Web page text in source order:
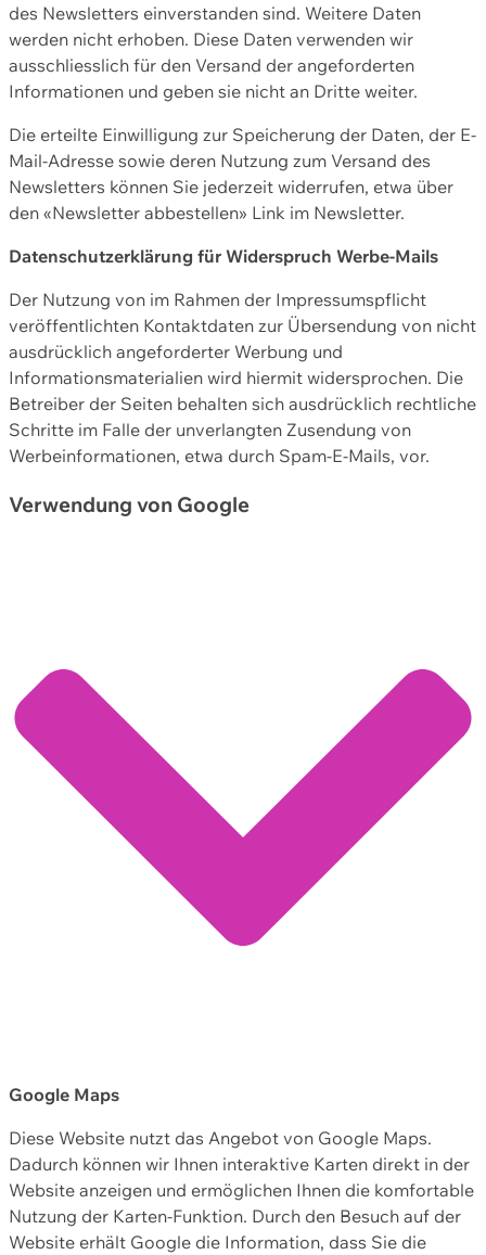
des Newsletters einverstanden sind. Weitere Daten
werden nicht erhoben. Diese Daten verwenden wir
ausschliesslich für den Versand der angeforderten
Informationen und geben sie nicht an Dritte weiter.
Die erteilte Einwilligung zur Speicherung der Daten, der E-
Mail-Adresse sowie deren Nutzung zum Versand des
Newsletters können Sie jederzeit widerrufen, etwa über
den «Newsletter abbestellen» Link im Newsletter.
Datenschutzerklärung für Widerspruch Werbe-Mails
Der Nutzung von im Rahmen der Impressumspflicht
veröffentlichten Kontaktdaten zur Übersendung von nicht
ausdrücklich angeforderter Werbung und
Informationsmaterialien wird hiermit widersprochen. Die
Betreiber der Seiten behalten sich ausdrücklich rechtliche
Schritte im Falle der unverlangten Zusendung von
Werbeinformationen, etwa durch Spam-E-Mails, vor.
Verwendung von Google
Google Maps
Diese Website nutzt das Angebot von Google Maps.
Dadurch können wir Ihnen interaktive Karten direkt in der
Website anzeigen und ermöglichen Ihnen die komfortable
Nutzung der Karten-Funktion. Durch den Besuch auf der
Website erhält Google die Information, dass Sie die